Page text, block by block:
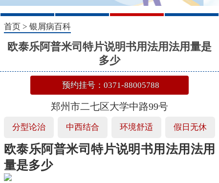
1 2 3 4
首页 > 银屑病百科
欧泰乐阿普米司特片说明书用法用法用量是
多少
预约挂号：0371-88005788
郑州市二七区大学中路99号
分型论治 中西结合 环境舒适 假日无休
欧泰乐阿普米司特片说明书用法用法用
量是多少